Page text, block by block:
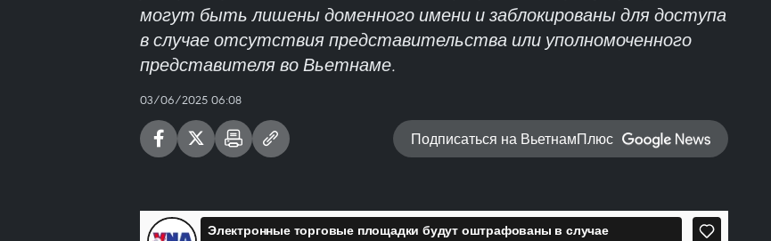
могут быть лишены доменного имени и заблокированы для доступа
в случае отсутствия представительства или уполномоченного
представителя во Вьетнаме.
03/06/2025 06:08
Подписаться на ВьетнамПлюс